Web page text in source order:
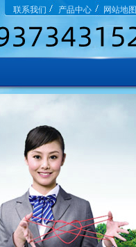
网站地图
产品中心
联系我们